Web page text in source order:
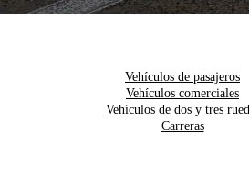
Vehículos de pasajeros
Vehículos comerciales
Vehículos de dos y tres
Carreras